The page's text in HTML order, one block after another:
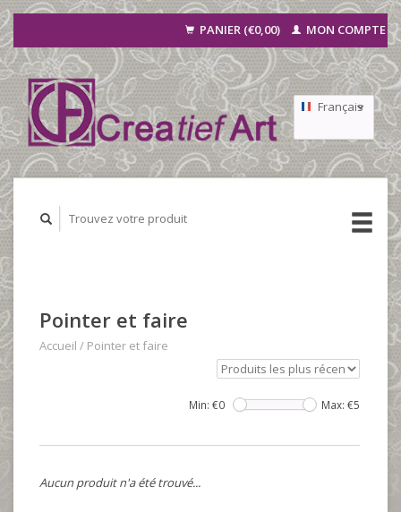
PANIER (€0,00) MON COMPTE
Français
Nederlands
Pointer et faire
Accueil / Pointer et faire
Min: €0 Max: €5
Aucun produit n'a été trouvé...